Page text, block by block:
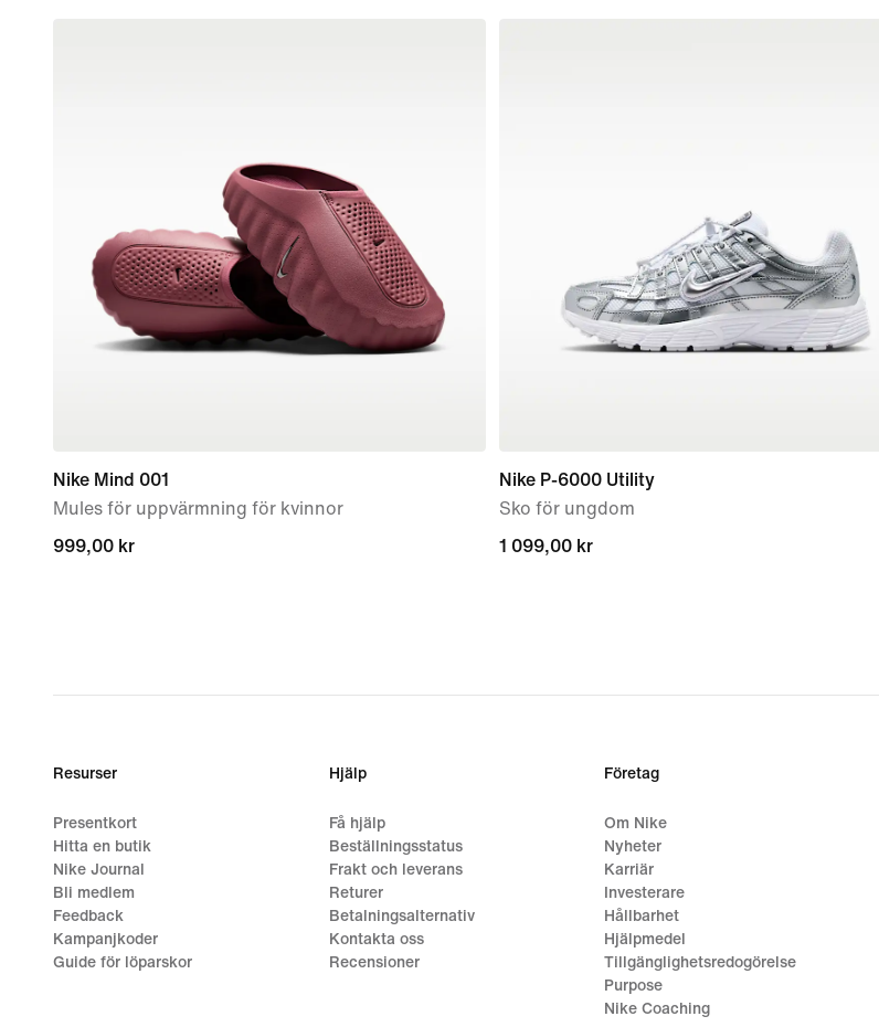
Nike Mind 001
Mules för uppvärmning för kvinnor
999,00 kr
999,00 kr
Nike P-6000 Utility
Sko för ungdom
1 099,00 kr
1 099,00 kr
Resurser
Presentkort
Hitta en butik
Nike Journal
Bli medlem
Feedback
Kampanjkoder
Guide för löparskor
Hjälp
Få hjälp
Beställningsstatus
Frakt och leverans
Returer
Betalningsalternativ
Kontakta oss
Recensioner
Företag
Om Nike
Nyheter
Karriär
Investerare
Hållbarhet
Hjälpmedel
Tillgänglighetsredogörelse
Purpose
Nike Coaching